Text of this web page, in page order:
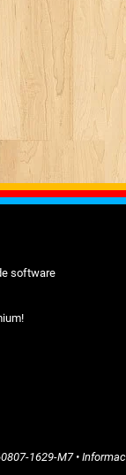
software
1629-M7•